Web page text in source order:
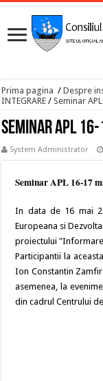
Prima pagina / Despre
INTEGRARE / Seminar
Seminar APL
System Administrator
Seminar APL 16-17
In data de 16 mai
Europeana si
proiectului
Participantii la
Ion Constantin Zamfir
asemenea, la
din cadrul Centrului